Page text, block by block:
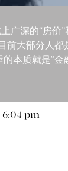
广深的“房价”
前大部分人都
本质就是“金
6:04 pm